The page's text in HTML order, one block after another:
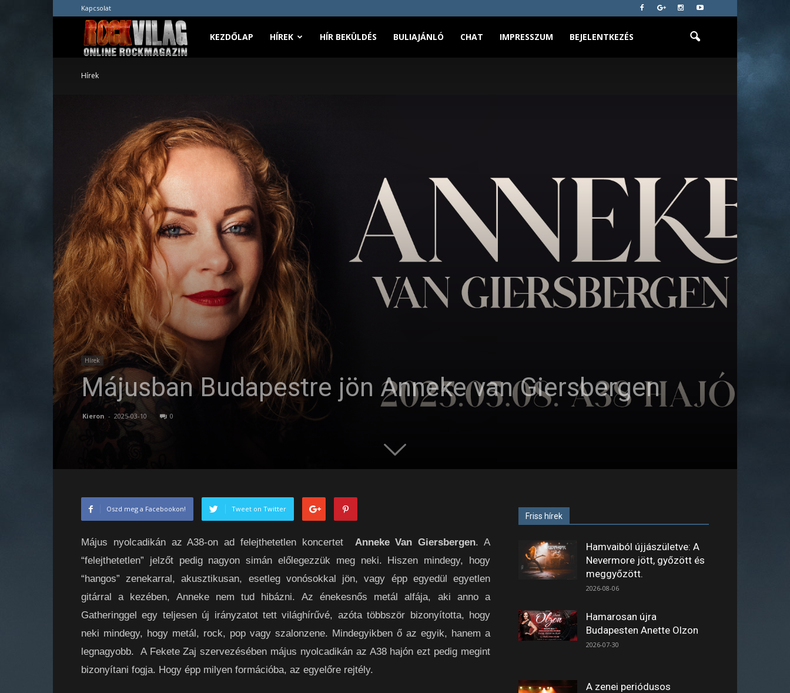
Kapcsolat
Rockvilág.hu
rockmagazin
KEZDŐLAP HÍREK HÍR BEKÜLDÉS BULIAJÁNLÓ CHAT IMPRESSZUM BEJELENTKEZÉS
Hírek
Hírek
Májusban Budapestre jön Anneke van Giersbergen
Kieron - 2025-03-10 0
Oszd meg a Facebookon! Tweet on Twitter
Május nyolcadikán az A38-on ad felejthetetlen koncertet Anneke Van Giersbergen. A
“felejthetetlen” jelzőt pedig nagyon simán előlegezzük meg neki. Hiszen mindegy, hogy
“hangos” zenekarral, akusztikusan, esetleg vonósokkal jön, vagy épp egyedül egyetlen
gitárral a kezében, Anneke nem tud hibázni. Az énekesnős metál alfája, aki anno a
Gatheringgel egy teljesen új irányzatot tett világhírűvé, azóta többször bizonyította, hogy
neki mindegy, hogy metál, rock, pop vagy szalonzene. Mindegyikben ő az egyik, hanem a
legnagyobb. A Fekete Zaj szervezésében május nyolcadikán az A38 hajón ezt pedig megint
bizonyítani fogja. Hogy épp milyen formációba, az egyelőre rejtély.
Friss hírek
Hamvaiból újjászületve: A
Nevermore jött, győzött és
meggyőzött.
2026-08-06
Hamarosan újra
Budapesten Anette Olzon
2026-07-30
A zenei periódusos